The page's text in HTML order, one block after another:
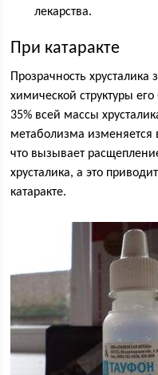
лекарства.
При катаракте
Прозрачность хрусталика
химической структуры
35% всей массы
метаболизма изменяется
что вызывает
хрусталика, а это
катаракте.